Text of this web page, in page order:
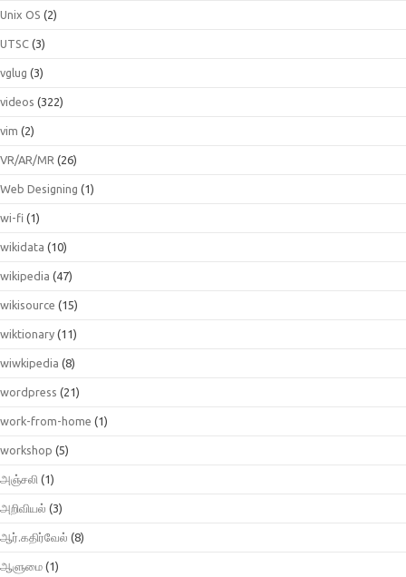
Unix OS (2)
UTSC (3)
vglug (3)
videos (322)
vim (2)
VR/AR/MR (26)
Web Designing (1)
wi-fi (1)
wikidata (10)
wikipedia (47)
wikisource (15)
wiktionary (11)
wiwkipedia (8)
wordpress (21)
work-from-home (1)
workshop (5)
அஞ்சலி (1)
அறிவியல் (3)
ஆர்.கதிர்வேல் (8)
ஆளுமை (1)